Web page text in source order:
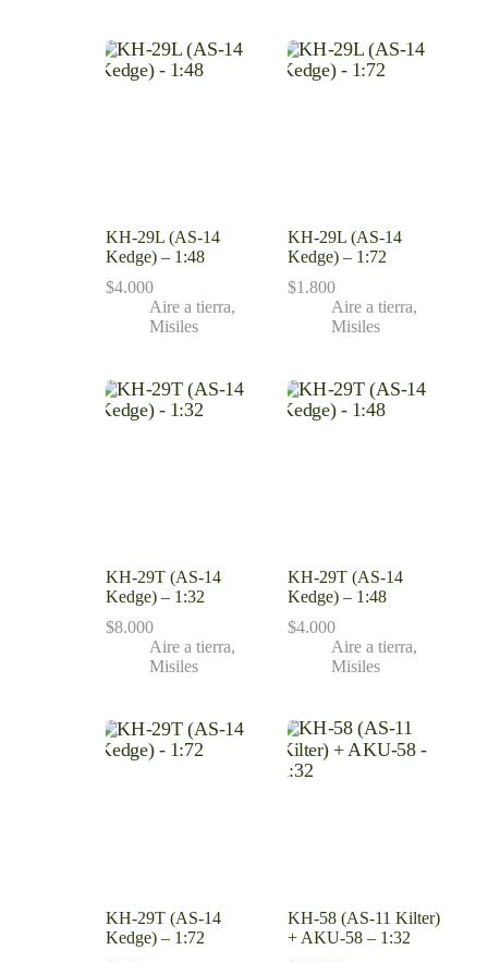
KH-29L (AS-14
Kedge) – 1:48
$4.000
Aire a tierra,
Misiles
KH-29L (AS-14
Kedge) – 1:72
$1.800
Aire a tierra,
Misiles
KH-29T (AS-14
Kedge) – 1:32
$8.000
Aire a tierra,
Misiles
KH-29T (AS-14
Kedge) – 1:48
$4.000
Aire a tierra,
Misiles
KH-29T (AS-14
Kedge) – 1:72
KH-58 (AS-11 Kilter)
+ AKU-58 – 1:32